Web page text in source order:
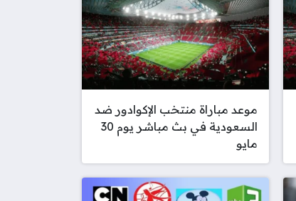
موعد مباراة منتخب الإكوادور ضد
السعودية في بث مباشر يوم 30
مايو